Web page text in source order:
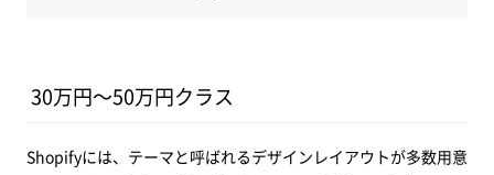
30万円～50万円クラス
Shopifyには、テーマと呼ばれるデザインレイアウトが多数用意